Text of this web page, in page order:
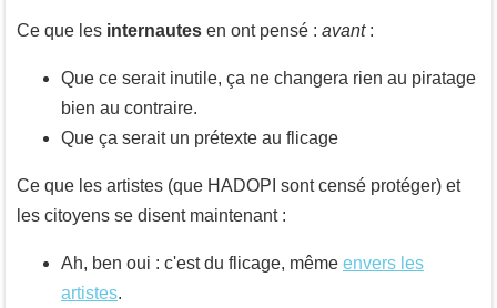
Ce que les internautes en ont pensé : avant:
Que ce serait inutile, ça ne changera rien au piratage
bien au contraire.
Que ça serait un prétexte au flicage
Ce que les artistes (que HADOPI sont censé protéger) et
les citoyens se disent maintenant :
Ah, ben oui : c'est du flicage, même envers les
artistes.